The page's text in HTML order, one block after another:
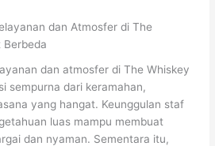
dan Atmosfer di The
Berbeda
dan atmosfer di The Whiskey
sempurna dari keramahan,
yang hangat. Keunggulan staf
luas mampu membuat
dan nyaman. Sementara itu,